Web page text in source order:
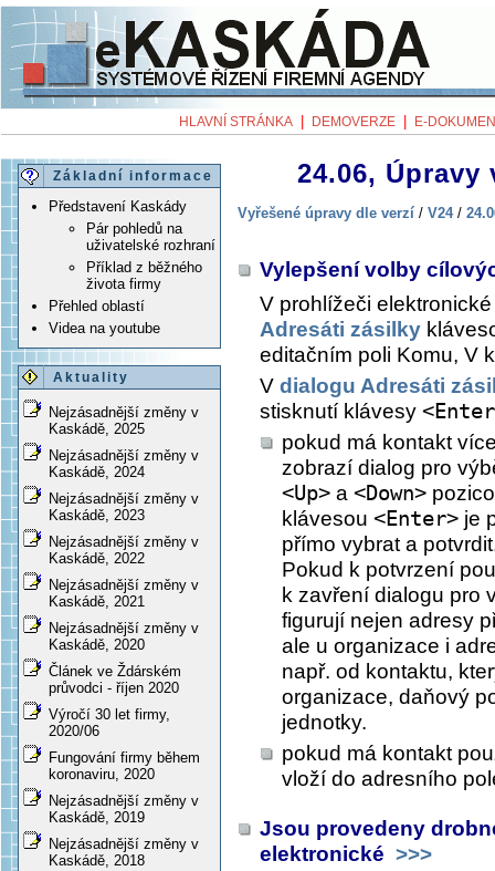
HLAVNÍ STRÁNKA DEMOVERZE E-
Základní informace
Představení Kaskády
Pár pohledů na
uživatelské rozhraní
Příklad z běžného
života firmy
Přehled oblastí
Videa na youtube
Aktuality
Nejzásadnější změny v
Kaskádě, 2025
Nejzásadnější změny v
Kaskádě, 2024
Nejzásadnější změny v
Kaskádě, 2023
Nejzásadnější změny v
Kaskádě, 2022
Nejzásadnější změny v
Kaskádě, 2021
Nejzásadnější změny v
Kaskádě, 2020
Článek ve Ždárském
průvodci - říjen 2020
Výročí 30 let firmy,
2020/06
Fungování firmy během
koronaviru, 2020
Nejzásadnější změny v
Kaskádě, 2019
Nejzásadnější změny v
Kaskádě, 2018
24.06, Úpravy
Vyřešené úpravy dle verzí / V24/
Vylepšení volby
V prohlížeči
Adresáti zásilky
editačním poli Komu, V
V dialogu Adresáti
stisknutí klávesy
pokud má kontakt
zobrazí dialog pro
<Up> a <Down>
klávesou <Enter> je
přímo vybrat a
Pokud k potvrzení
k zavření dialogu pro
figurují nejen adresy
ale u organizace i
např. od kontaktu,
organizace, daňový
jednotky.
pokud má kontakt
vloží do adresního
Jsou provedeny
elektronické >>>